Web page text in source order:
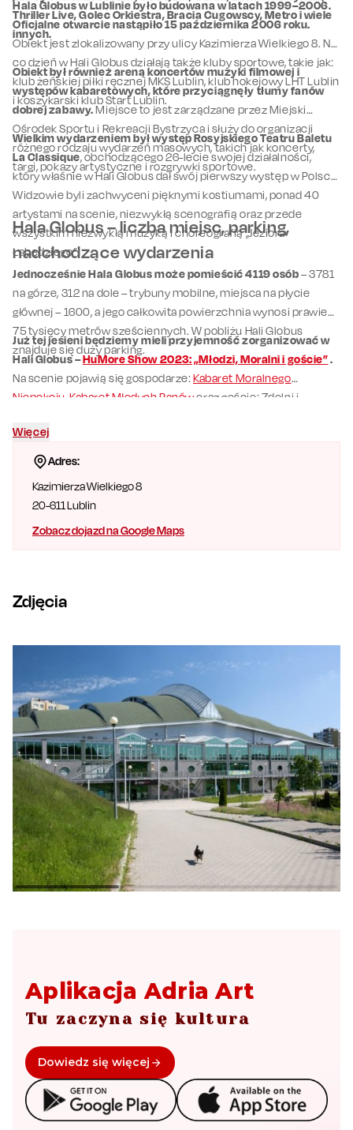
Adres:
Kazimierza Wielkiego 8
20-611Lublin
Zobacz dojazd na Google Maps
Thriller Live, Golec Orkiestra, Bracia Cugowscy, Metro i wiele
innych.
Hala Globus w Lublinie było budowana w latach 1999–2006.
Oficjalne otwarcie nastąpiło 15 października 2006 roku.
Obiekt jest zlokalizowany przy ulicy Kazimierza Wielkiego 8. Na
co dzień w Hali Globus działają także kluby sportowe, takie jak:
klub żeńskiej piłki ręcznej MKS Lublin, klub hokejowy LHT Lublin
i koszykarski klub Start Lublin.
Obiekt był również areną koncertów muzyki filmowej i
występów kabaretowych, które przyciągnęły tłumy fanów
dobrej zabawy.Miejsce to jest zarządzane przez Miejski
Ośrodek Sportu i Rekreacji Bystrzyca i służy do organizacji
różnego rodzaju wydarzeń masowych, takich jak koncerty,
targi, pokazy artystyczne i rozgrywki sportowe.
Wielkim wydarzeniem był występ Rosyjskiego Teatru Baletu
La Classique, obchodzącego 26-lecie swojej działalności,
który właśnie w Hali Globus dał swój pierwszy występ w Polsce.
Widzowie byli zachwyceni pięknymi kostiumami, ponad 40
artystami na scenie, niezwykłą scenografią oraz przede
wszystkim niezwykłą muzyką i choreografią „Jeziora
Łabędziego”.
Hala Globus – liczba miejsc, parking,
nadchodzące wydarzenia
Jednocześnie Hala Globus może pomieścić 4119 osób– 3781
na górze, 312 na dole – trybuny mobilne, miejsca na płycie
głównej – 1600, a jego całkowita powierzchnia wynosi prawie
75 tysięcy metrów sześciennych. W pobliżu Hali Globus
znajduje się duży parking.
Już tej jesieni będziemy mieli przyjemność zorganizować w
Hali Globus –HuMore Show 2023: „Młodzi, Moralni i goście”.
Na scenie pojawią się gospodarze:Kabaret Moralnego
Niepokoju ,Kabaret Młodych Panóworaz goście: Zdolni i
Więcej
Zdjęcia
Aplikacja Adria Art
Tu zaczyna się kultura
Dowiedz się więcej